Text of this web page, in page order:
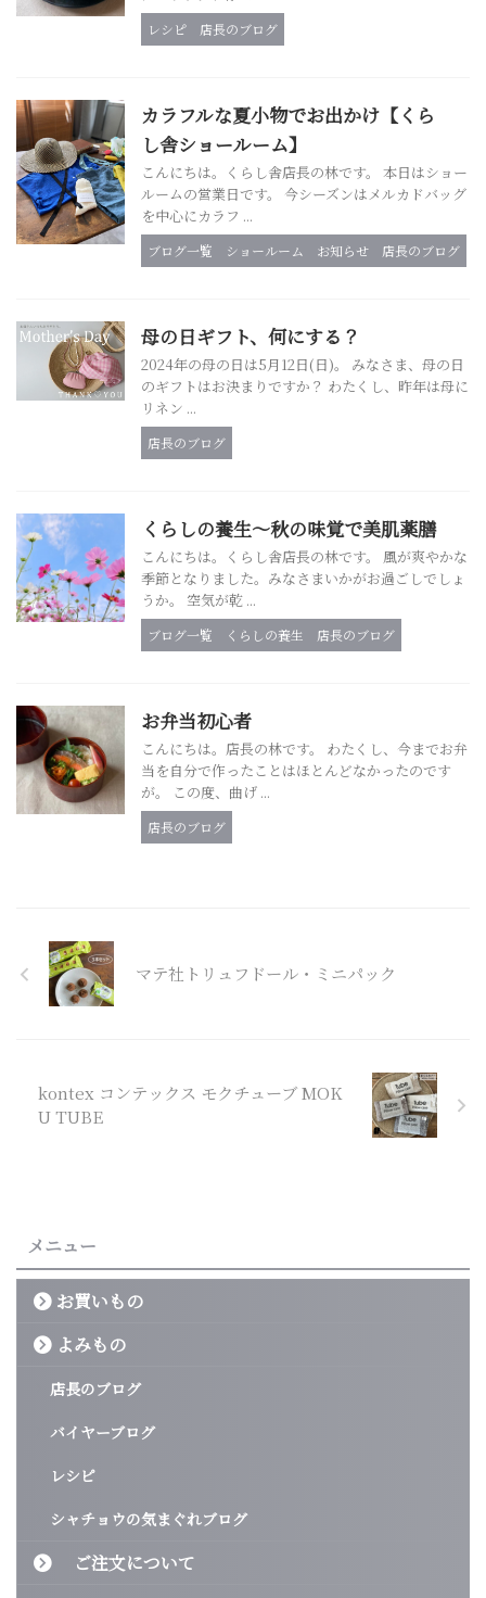
レシピ 店長のブログ
カラフルな夏小物でお出かけ【くら
し舎ショールーム】
こんにちは。くらし舎店長の林です。 本日はショー
ルームの営業日です。 今シーズンはメルカドバッグ
を中心にカラフ ...
ブログ一覧 ショールーム お知らせ 店長のブログ
母の日ギフト、何にする？
2024年の母の日は5月12日(日)。 みなさま、母の日
のギフトはお決まりですか？ わたくし、昨年は母に
リネン ...
店長のブログ
くらしの養生～秋の味覚で美肌薬膳
こんにちは。くらし舎店長の林です。 風が爽やかな
季節となりました。みなさまいかがお過ごしでしょ
うか。 空気が乾 ...
ブログ一覧 くらしの養生 店長のブログ
お弁当初心者
こんにちは。店長の林です。 わたくし、今までお弁
当を自分で作ったことはほとんどなかったのです
が。 この度、曲げ ...
店長のブログ
マテ社トリュフドール・ミニパック
kontex コンテックス モクチューブ MOK
U TUBE
メニュー
お買いもの
よみもの
店長のブログ
バイヤーブログ
レシピ
シャチョウの気まぐれブログ
ご注文について